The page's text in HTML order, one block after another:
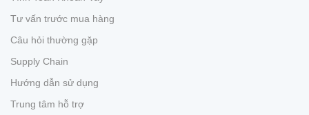
Tư vấn trước mua hàng
Câu hỏi thường gặp
Supply Chain
Hướng dẫn sử dụng
Trung tâm hỗ trợ